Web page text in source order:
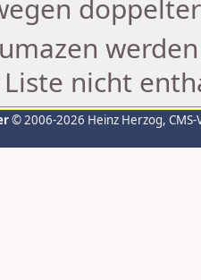
nicht
© 2006-2026 Heinz Herzog,